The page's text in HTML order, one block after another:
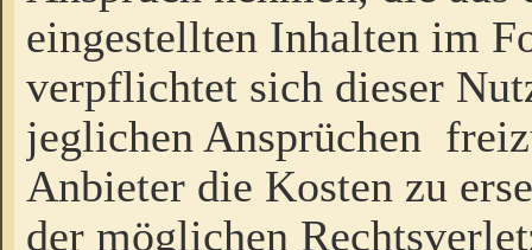
eingestellten Inhalten im
verpflichtet sich dieser
jeglichen Ansprüchen
Anbieter die Kosten zu
der möglichen